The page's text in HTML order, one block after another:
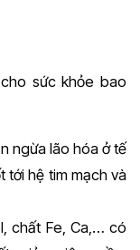
sức khỏe bao
ngừa lão hóa ở tế
tới hệ tim mạch và
chất Fe, Ca,… có